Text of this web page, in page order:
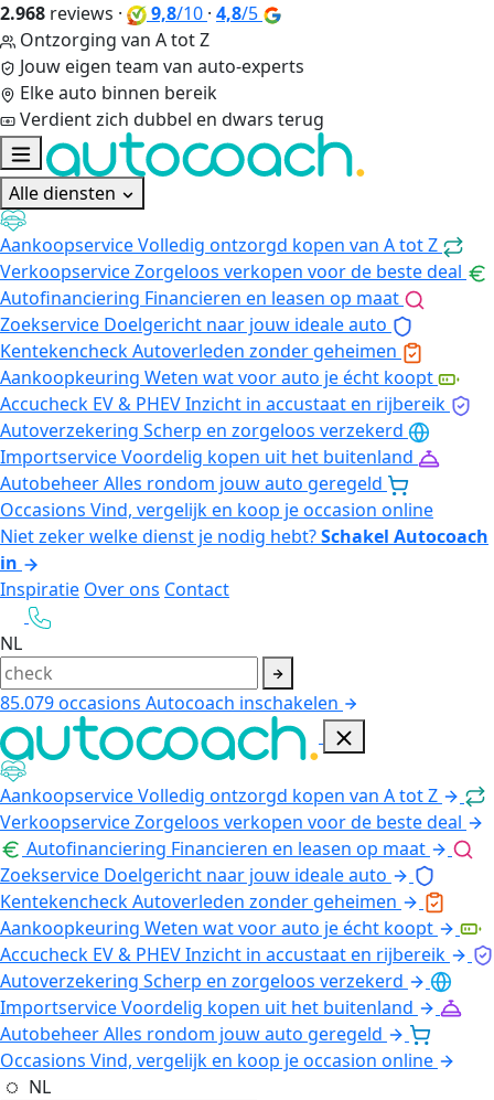
2.968 reviews · 9,8/10 · 4,8/5
Ontzorging van A tot Z
Jouw eigen team van auto-experts
Elke auto binnen bereik
Verdient zich dubbel en dwars terug
Alle diensten
AankoopserviceVolledig ontzorgd kopen van A tot Z
VerkoopserviceZorgeloos verkopen voor de beste deal
Autofinanciering Financieren en leasen op maat
Zoekservice Doelgericht naar jouw ideale auto
KentekencheckAutoverleden zonder geheimen
Aankoopkeuring Weten wat voor auto je écht koopt
Accucheck EV & PHEVInzicht in accustaat en rijbereik
Autoverzekering Scherp en zorgeloos verzekerd
ImportserviceVoordelig kopen uit het buitenland
AutobeheerAlles rondom jouw auto geregeld
Occasions Vind, vergelijk en koop je occasion online
Niet zeker welke dienst je nodig hebt?Schakel Autocoach
in
Inspiratie Over ons Contact
NL
85.079occasions Autocoach inschakelen
AankoopserviceVolledig ontzorgd kopen van A tot Z
VerkoopserviceZorgeloos verkopen voor de beste deal
Autofinanciering Financieren en leasen op maat
Zoekservice Doelgericht naar jouw ideale auto
KentekencheckAutoverleden zonder geheimen
Aankoopkeuring Weten wat voor auto je écht koopt
Accucheck EV & PHEVInzicht in accustaat en rijbereik
Autoverzekering Scherp en zorgeloos verzekerd
ImportserviceVoordelig kopen uit het buitenland
AutobeheerAlles rondom jouw auto geregeld
Occasions Vind, vergelijk en koop je occasion online
NL